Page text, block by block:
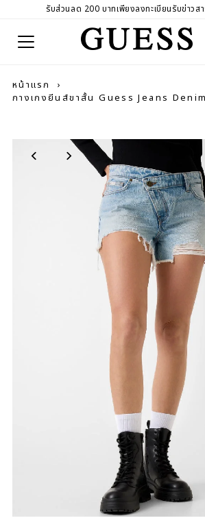
รับส่วนลด 200 บาทเพียงลงทะเบียนรับข่าวส
หน้าแรก
›
กางเกงยีนส์ขาสั้น Guess Jeans